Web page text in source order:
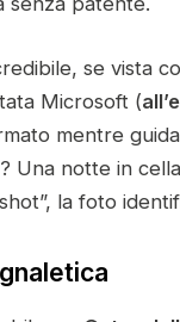
se vista
Microsoft (
mentre
Una notte in
la foto